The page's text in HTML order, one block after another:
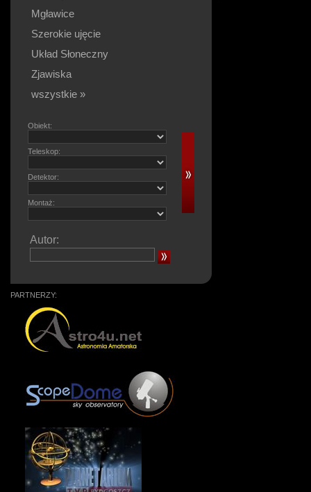
Mgławice
Szerokie ujęcie
Układ Słoneczny
Zjawiska
wszystkie »
Obiekt:
Teleskop:
Detektor:
Montaż:
Autor:
PARTNERZY: